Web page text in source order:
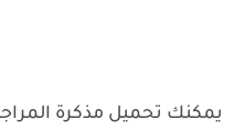
يمكنك تحميل مذكرة